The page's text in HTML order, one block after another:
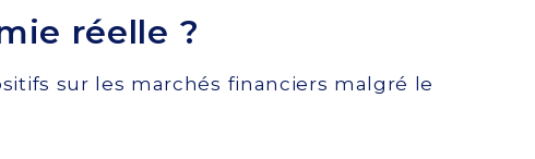
réelle ?
sur les marchés financiers malgré le